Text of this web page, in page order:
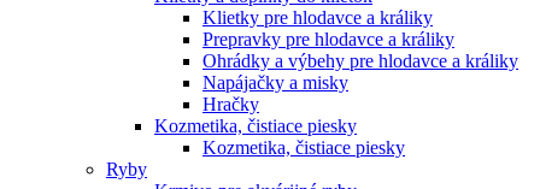
Klietky pre hlodavce a králiky
Prepravky pre hlodavce a králiky
Ohrádky a výbehy pre hlodavce a králiky
Napájačky a misky
Hračky
Kozmetika, čistiace piesky
Kozmetika, čistiace piesky
Ryby